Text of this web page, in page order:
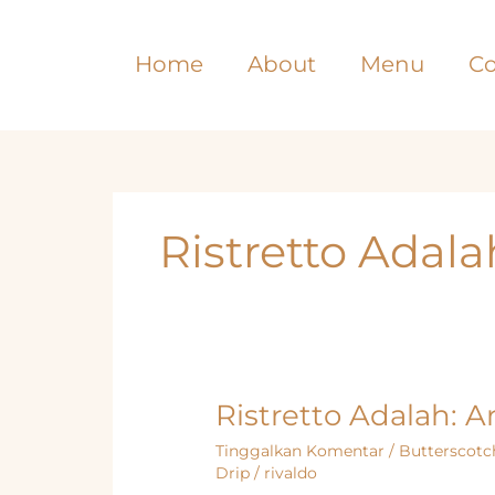
Home About Menu
Ristretto
Ristretto Adalah:
Tinggalkan Komentar /
Drip / rivaldo